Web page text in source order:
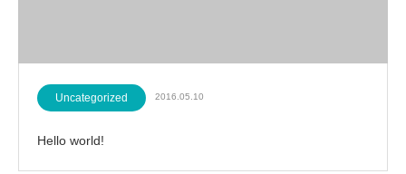
Uncategorized 2016.05.10
Hello world!